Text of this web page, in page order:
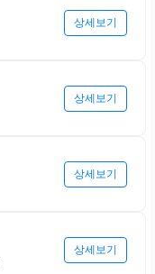
상세보기
상세보기
상세보기
상세보기